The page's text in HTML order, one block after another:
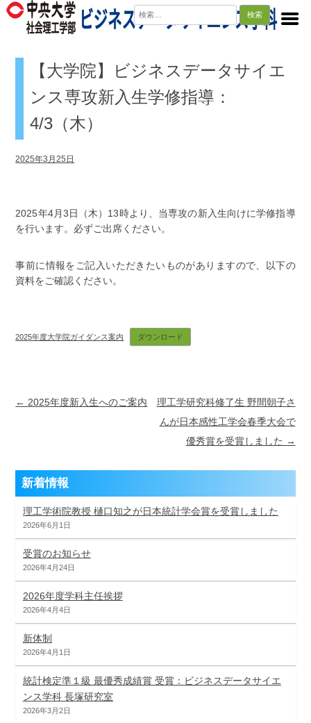
検
索:
【大学院】ビジネスデータサイエ
ンス専攻新入生学修指導：
4/3（木）
2025年3月25日
2025年4月3日（木）13時より、当専攻の新入生向けに学修指導
を行います。必ずご出席ください。
事前に情報をご記入いただきたいものがありますので、以下の
資料をご確認ください。
2025年度大学院ガイダンス案内 ダウンロード
Post navigation
← 2025年度新入生へのご案内
理工学研究科修了生 野間朝子さ
んが日本感性工学会春季大会で
優秀賞を受賞しました →
新着情報
理工学術院教授 樋口知之が日本統計学会賞を受賞しました
2026年6月1日
受賞のお知らせ
2026年4月24日
2026年度学科主任挨拶
2026年4月4日
新体制
2026年4月1日
統計検定準１級 最優秀成績賞 受賞：ビジネスデータサイエ
ンス学科 長塚研究室
2026年3月2日